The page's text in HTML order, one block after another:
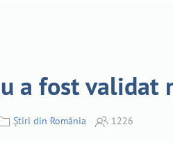
a fost
Știri din România 1226